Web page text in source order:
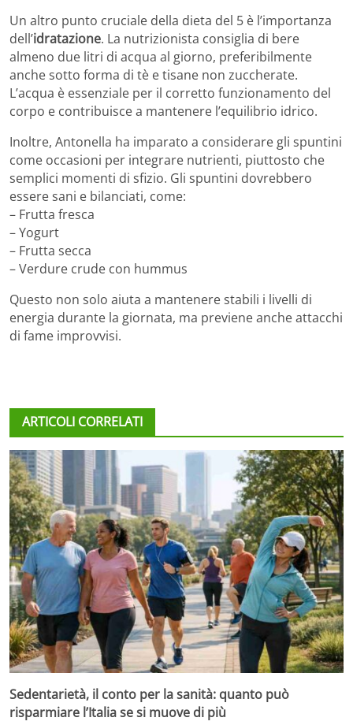
Un altro punto cruciale della dieta del 5 è l’importanza
dell’idratazione. La nutrizionista consiglia di bere
almeno due litri di acqua al giorno, preferibilmente
anche sotto forma di tè e tisane non zuccherate.
L’acqua è essenziale per il corretto funzionamento del
corpo e contribuisce a mantenere l’equilibrio idrico.
Inoltre, Antonella ha imparato a considerare gli spuntini
come occasioni per integrare nutrienti, piuttosto che
semplici momenti di sfizio. Gli spuntini dovrebbero
essere sani e bilanciati, come:
– Frutta fresca
– Yogurt
– Frutta secca
– Verdure crude con hummus
Questo non solo aiuta a mantenere stabili i livelli di
energia durante la giornata, ma previene anche attacchi
di fame improvvisi.
ARTICOLI CORRELATI
Sedentarietà, il conto per la sanità: quanto può
risparmiare l’Italia se si muove di più